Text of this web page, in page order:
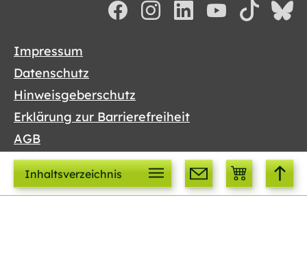
Impressum
Datenschutz
Hinweisgeberschutz
Erklärung zur Barrierefreiheit
AGB
Newsletter
Sitemap
Inhaltsverzeichnis